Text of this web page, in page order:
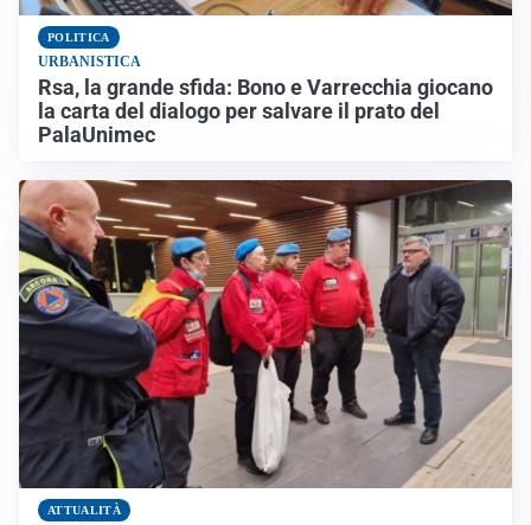
POLITICA
URBANISTICA
Rsa, la grande sfida: Bono e Varrecchia giocano
la carta del dialogo per salvare il prato del
PalaUnimec
ATTUALITÀ